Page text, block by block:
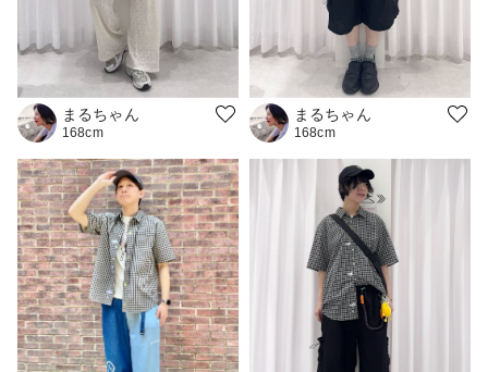
まるちゃん
168cm
まるちゃん
168cm